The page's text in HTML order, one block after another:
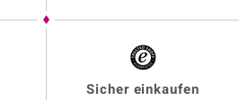
Sicher einkaufen